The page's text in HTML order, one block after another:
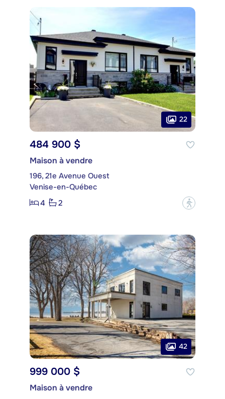
22
484 900 $
Maison à vendre
196, 21e Avenue Ouest
Venise-en-Québec
4
2 ?
42
999 000 $
Maison à vendre